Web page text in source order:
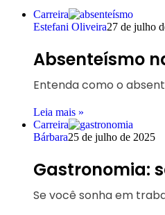
Carreira
Estefani Oliveira27 de julho
Absenteísmo
Entenda como o
Leia mais »
Carreira
Bárbara25 de julho de 2025
Gastronomia:
Se você sonha em